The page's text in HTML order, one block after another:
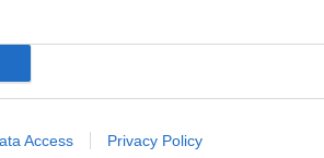
Access Privacy Policy
ΚΕΡΔΙΣΤΕ
τα